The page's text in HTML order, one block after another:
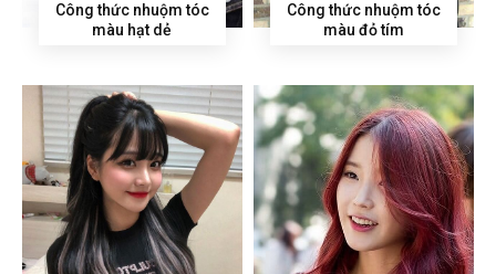
Công thức nhuộm tóc
màu hạt dẻ
Công thức nhuộm tóc
màu đỏ tím